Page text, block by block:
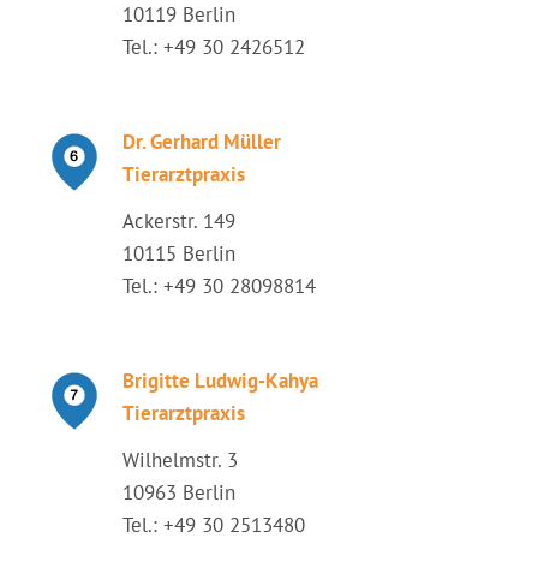
10119 Berlin
Tel.: +49 30 2426512
Dr. Gerhard Müller
Tierarztpraxis
Ackerstr. 149
10115 Berlin
Tel.: +49 30 28098814
Brigitte Ludwig-Kahya
Tierarztpraxis
Wilhelmstr. 3
10963 Berlin
Tel.: +49 30 2513480